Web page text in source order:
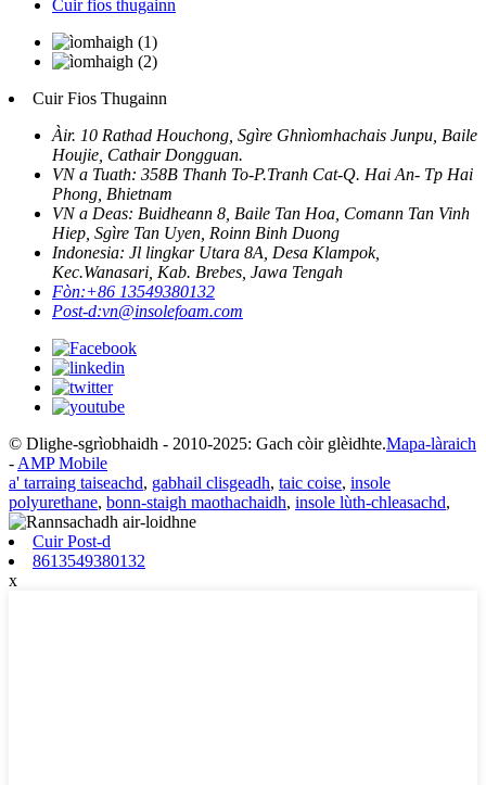
Cuir fios thugainn
Cuir Fios Thugainn
Àir. 10 Rathad Houchong, Sgìre Ghnìomhachais Junpu, Baile
Houjie, Cathair Dongguan.
VN a Tuath: 358B Thanh To-P.Tranh Cat-Q. Hai An- Tp Hai
Phong, Bhietnam
VN a Deas: Buidheann 8, Baile Tan Hoa, Comann Tan Vinh
Hiep, Sgìre Tan Uyen, Roinn Binh Duong
Indonesia: Jl lingkar Utara 8A, Desa Klampok,
Kec.Wanasari, Kab. Brebes, Jawa Tengah
Fòn:+86 13549380132
Post-d:vn@insolefoam.com
© Dlighe-sgrìobhaidh - 2010-2025: Gach còir glèidhte.Mapa-làraich
- AMP Mobile
a' tarraing taiseachd, gabhail clisgeadh, taic coise, insole
polyurethane, bonn-staigh maothachaidh, insole lùth-chleasachd,
Cuir Post-d
8613549380132
x